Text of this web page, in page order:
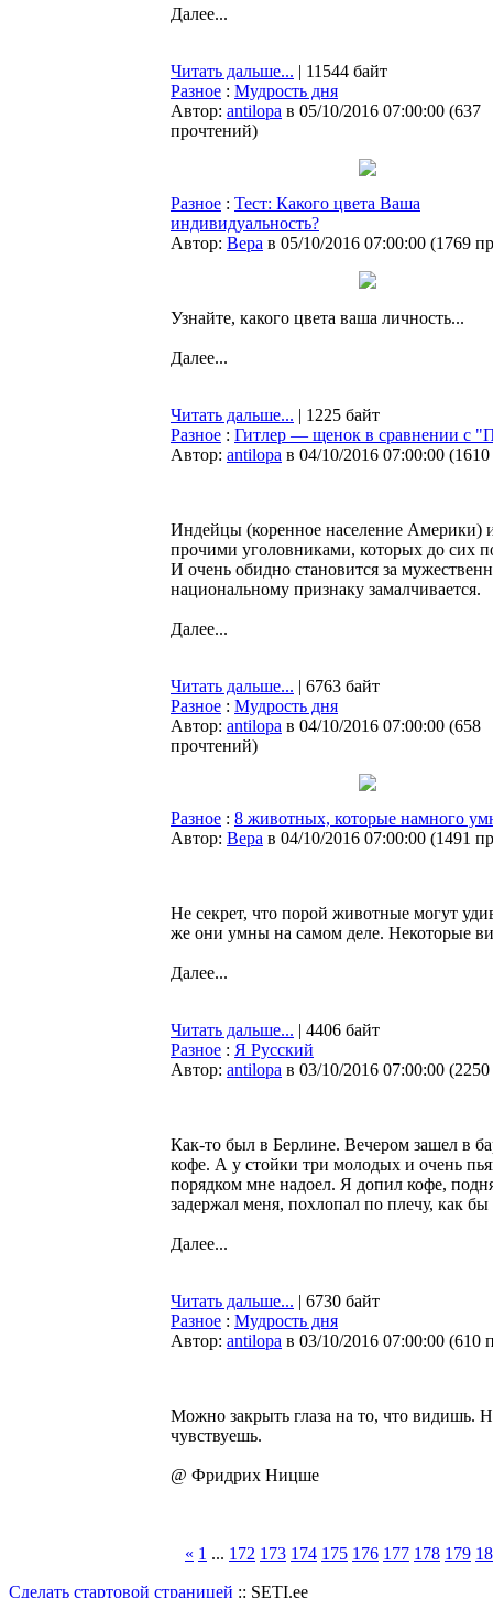
Далее...
Читать дальше... | 11544 байт
Разное : Мудрость дня
Автор: antilopa в 05/10/2016 07:00:00 (637
прочтений)
Разное : Тест: Какого цвета Ваша
индивидуальность?
Автор: Bepa в 05/10/2016 07:00:00 (1769
Узнайте, какого цвета ваша личность...
Далее...
Читать дальше... | 1225 байт
Разное : Гитлер — щенок в сравнении с
Автор: antilopa в 04/10/2016 07:00:00 (
Индейцы (коренное население Америки)
прочими уголовниками, которых до
И очень обидно становится за
национальному признаку замалчивается.
Далее...
Читать дальше... | 6763 байт
Разное : Мудрость дня
Автор: antilopa в 04/10/2016 07:00:00 (658
прочтений)
Разное : 8 животных, которые намного
Автор: Bepa в 04/10/2016 07:00:00 (1491
Не секрет, что порой животные могут
же они умны на самом деле. Некоторые
Далее...
Читать дальше... | 4406 байт
Разное : Я Русский
Автор: antilopa в 03/10/2016 07:00:00 (
Как-то был в Берлине. Вечером зашел в
кофе. А у стойки три молодых и очень
порядком мне надоел. Я допил кофе,
задержал меня, похлопал по плечу, как бы
Далее...
Читать дальше... | 6730 байт
Разное : Мудрость дня
Автор: antilopa в 03/10/2016 07:00:00 (610
Можно закрыть глаза на то, что видишь.
чувствуешь.
@ Фридрих Ницше
« 1 ... 172 173 174 175 176 177 178 179
Сделать стартовой страницей :: SETI.ee